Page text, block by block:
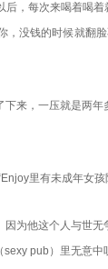
，每次来喝着喝
没钱的时候就翻
来，一压就是两
里有未成年女孩
为他这个人与世
pub）里无意